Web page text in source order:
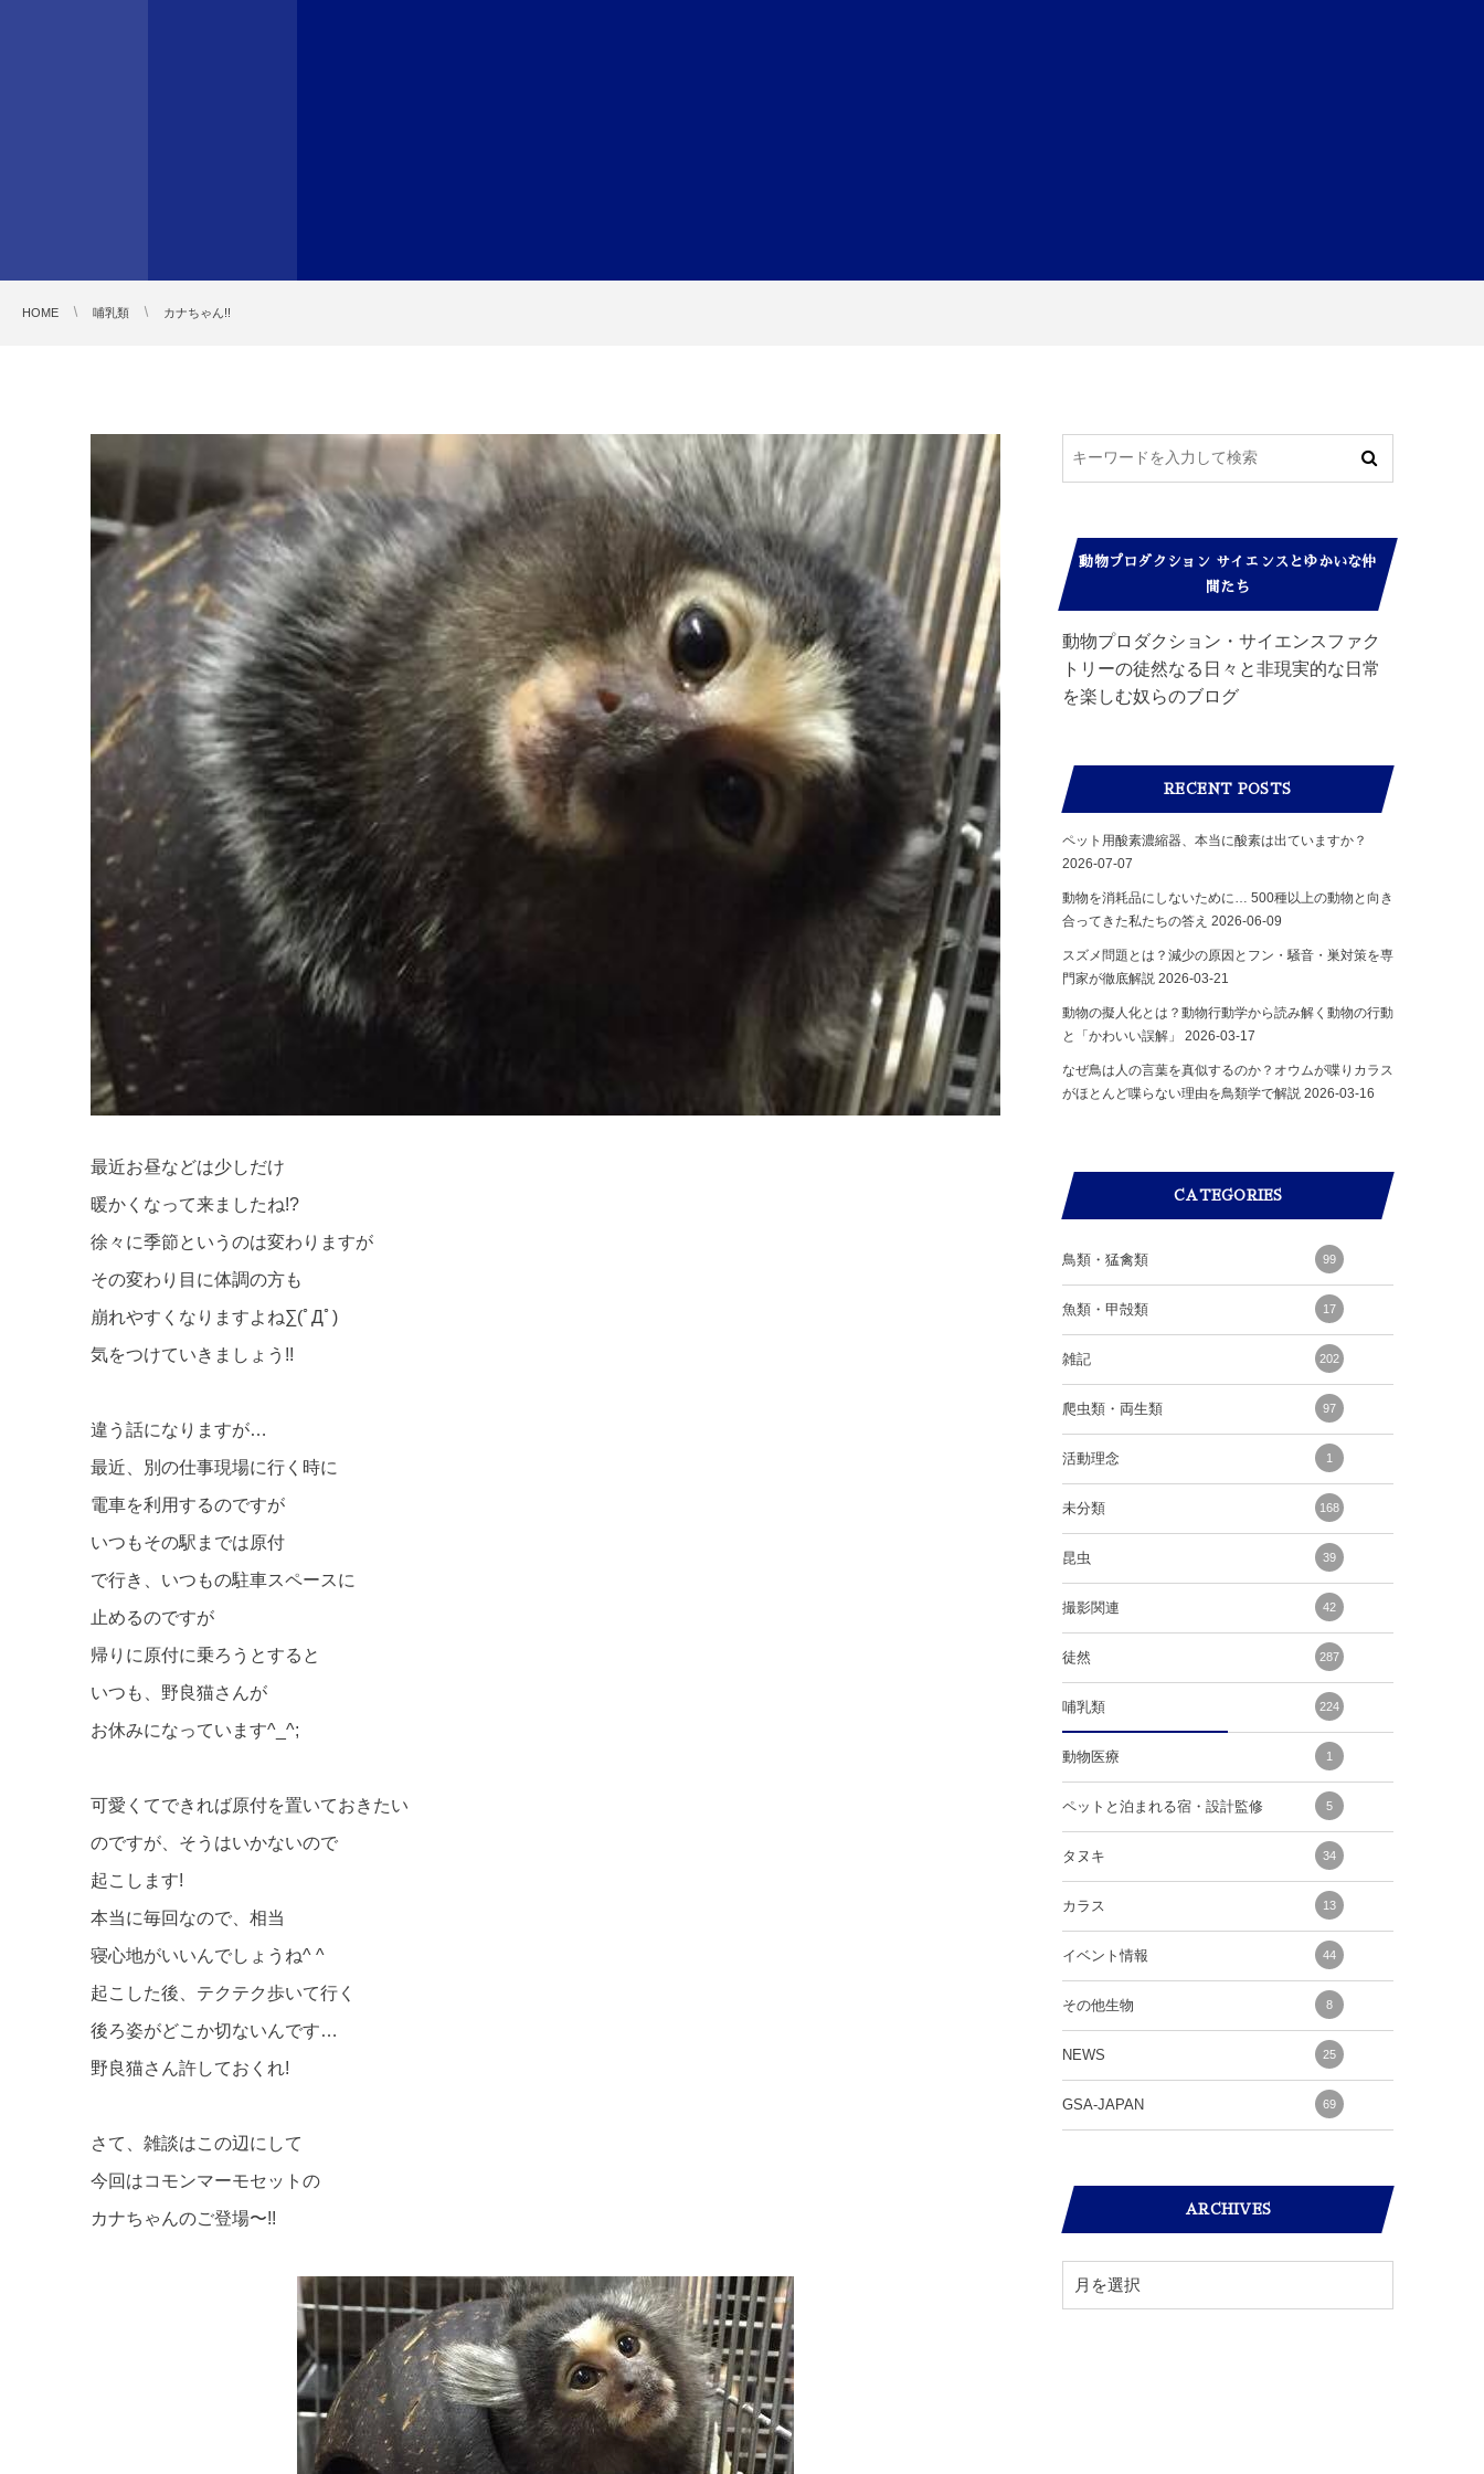
HOME 哺乳類 カナちゃん!!
最近お昼などは少しだけ
暖かくなって来ましたね!?
徐々に季節というのは変わりますが
その変わり目に体調の方も
崩れやすくなりますよね∑(ﾟДﾟ)
気をつけていきましょう!!
違う話になりますが…
最近、別の仕事現場に行く時に
電車を利用するのですが
いつもその駅までは原付
で行き、いつもの駐車スペースに
止めるのですが
帰りに原付に乗ろうとすると
いつも、野良猫さんが
お休みになっています^_^;
可愛くてできれば原付を置いておきたい
のですが、そうはいかないので
起こします!
本当に毎回なので、相当
寝心地がいいんでしょうね^ ^
起こした後、テクテク歩いて行く
後ろ姿がどこか切ないんです…
野良猫さん許しておくれ!
さて、雑談はこの辺にして
今回はコモンマーモセットの
カナちゃんのご登場〜!!
動物プロダクション サイエンスとゆかいな仲
間たち
動物プロダクション・サイエンスファク
トリーの徒然なる日々と非現実的な日常
を楽しむ奴らのブログ
RECENT POSTS
ペット用酸素濃縮器、本当に酸素は出ていますか？
2026-07-07
動物を消耗品にしないために… 500種以上の動物と向き
合ってきた私たちの答え 2026-06-09
スズメ問題とは？減少の原因とフン・騒音・巣対策を専
門家が徹底解説 2026-03-21
動物の擬人化とは？動物行動学から読み解く動物の行動
と「かわいい誤解」
2026-03-17
なぜ鳥は人の言葉を真似するのか？オウムが喋りカラス
がほとんど喋らない理由を鳥類学で解説 2026-03-16
CATEGORIES
鳥類・猛禽類 99
魚類・甲殻類 17
雑記 202
爬虫類・両生類 97
活動理念 1
未分類 168
昆虫 39
撮影関連 42
徒然 287
哺乳類 224
動物医療 1
ペットと泊まれる宿・設計監修 5
タヌキ 34
カラス 13
イベント情報 44
その他生物 8
NEWS 25
GSA-JAPAN 69
ARCHIVES